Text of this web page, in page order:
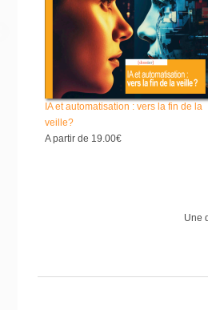
IA et automatisation : vers la fin de la
veille?
A partir de 19.00€
Une